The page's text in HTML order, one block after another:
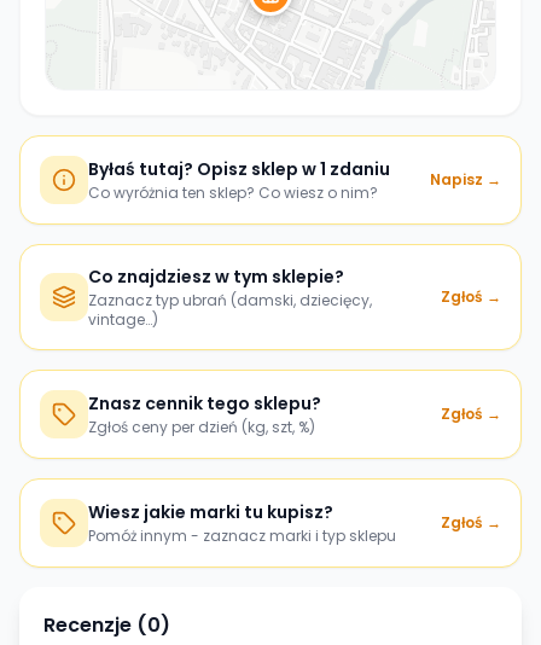
Byłaś tutaj? Opisz sklep w 1 zdaniu
Co wyróżnia ten sklep? Co wiesz o nim?
Napisz →
Co znajdziesz w tym sklepie?
Zaznacz typ ubrań (damski, dziecięcy,
vintage…)
Zgłoś →
Znasz cennik tego sklepu?
Zgłoś ceny per dzień (kg, szt, %)
Zgłoś →
Wiesz jakie marki tu kupisz?
Pomóż innym - zaznacz marki i typ sklepu
Zgłoś →
Recenzje (0)